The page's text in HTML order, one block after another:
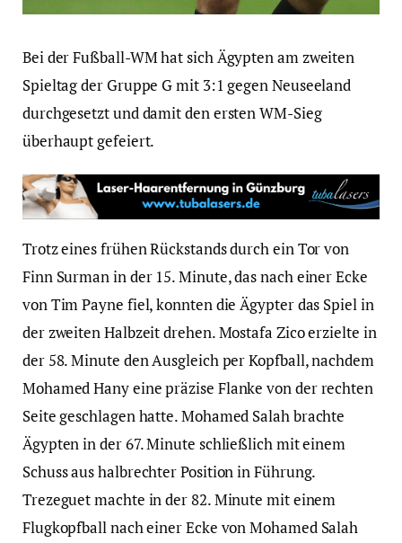
Bei der Fußball-WM hat sich Ägypten am zweiten
Spieltag der Gruppe G mit 3:1 gegen Neuseeland
durchgesetzt und damit den ersten WM-Sieg
überhaupt gefeiert.
Trotz eines frühen Rückstands durch ein Tor von
Finn Surman in der 15. Minute, das nach einer Ecke
von Tim Payne fiel, konnten die Ägypter das Spiel in
der zweiten Halbzeit drehen. Mostafa Zico erzielte in
der 58. Minute den Ausgleich per Kopfball, nachdem
Mohamed Hany eine präzise Flanke von der rechten
Seite geschlagen hatte. Mohamed Salah brachte
Ägypten in der 67. Minute schließlich mit einem
Schuss aus halbrechter Position in Führung.
Trezeguet machte in der 82. Minute mit einem
Flugkopfball nach einer Ecke von Mohamed Salah